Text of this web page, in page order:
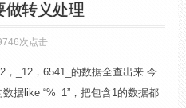
做转义处理
次点击
，_12，6541_的数据全查出来 今
据like “%_1”，把包含1的数据都